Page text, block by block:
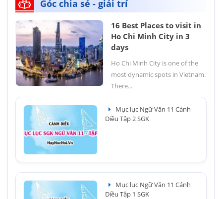
Góc chia sẻ - giải trí
16 Best Places to visit in
Ho Chi Minh City in 3
days
Ho Chi Minh City is one of the
most dynamic spots in Vietnam.
There...
Mục lục Ngữ Văn 11 Cánh
Diều Tập 2 SGK
Mục lục Ngữ Văn 11 Cánh
Diều Tập 1 SGK